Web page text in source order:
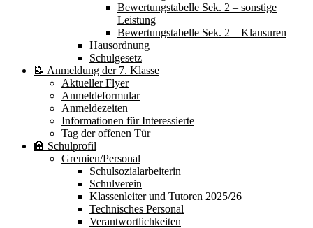
Bewertungstabelle Sek. 2 – sonstige
Leistung
Bewertungstabelle Sek. 2 – Klausuren
Hausordnung
Schulgesetz
📝 Anmeldung der 7. Klasse
Aktueller Flyer
Anmeldeformular
Anmeldezeiten
Informationen für Interessierte
Tag der offenen Tür
🏫 Schulprofil
Gremien/Personal
Schulsozialarbeiterin
Schulverein
Klassenleiter und Tutoren 2025/26
Technisches Personal
Verantwortlichkeiten